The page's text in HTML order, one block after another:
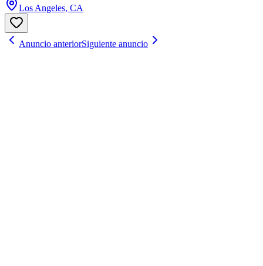
Los Angeles, CA
Anuncio anteriorSiguiente anuncio